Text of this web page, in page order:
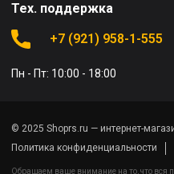
Тех. поддержка
+7 (921) 958-1-555
Пн - Пт: 10:00 - 18:00
© 2025 Shoprs.ru — интернет-
Политика конфиденциальности
Обращаем ваше внимание на то, что вся